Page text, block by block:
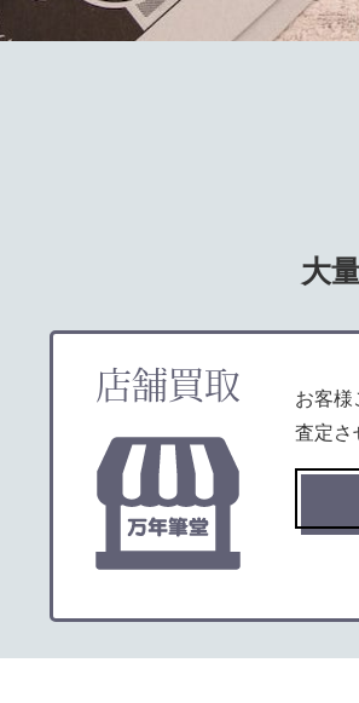
大
店舗買取
お客様
査定さ